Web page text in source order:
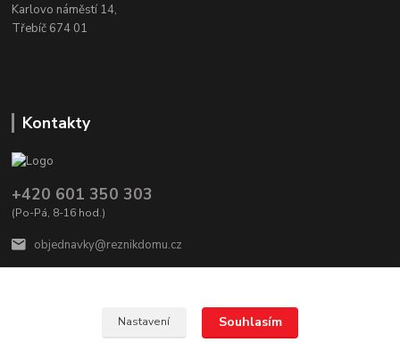
Karlovo náměstí 14,
Třebíč 674 01
Kontakty
+420 601 350 303
(Po-Pá, 8-16 hod.)
objednavky@reznikdomu.cz
Nastavení Souhlasím